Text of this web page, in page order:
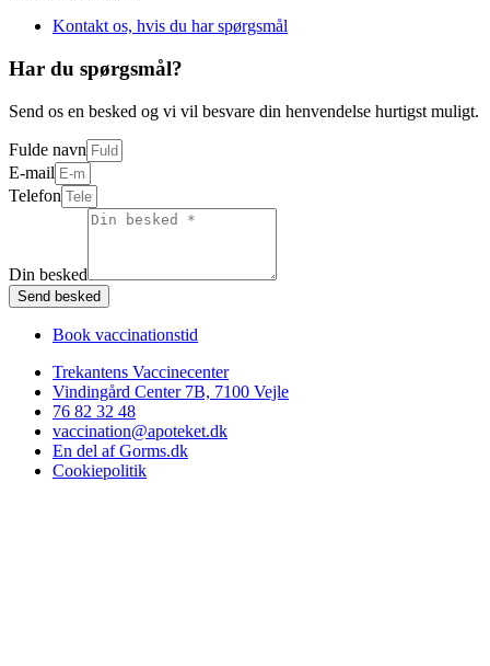
Kontakt os, hvis du har spørgsmål
Har du spørgsmål?
Send os en besked og vi vil besvare din henvendelse hurtigst muligt.
Fulde navn
E-mail
Telefon
Din besked
Send besked
Book vaccinationstid
Trekantens Vaccinecenter
Vindingård Center 7B, 7100 Vejle
76 82 32 48
vaccination@apoteket.dk
En del af Gorms.dk
Cookiepolitik